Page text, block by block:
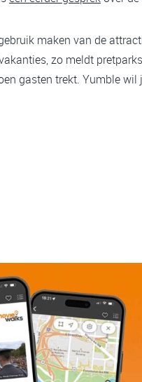
maken van de
zo meldt
gasten trekt. Yumble